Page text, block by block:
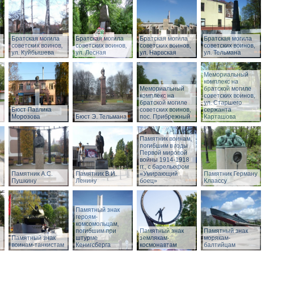
Братская могила
советских воинов,
ул. Куйбышева
Братская могила
советских воинов,
ул. Лесная
Братская могила
советских воинов,
ул. Нарвская
Братская могила
советских воинов,
ул. Тельмана
Бюст Павлика
Морозова
Бюст Э. Тельмана
Мемориальный
комплекс на
братской могиле
советских воинов,
пос. Прибрежный
Мемориальный
комплекс на
братской могиле
советских воинов,
ул. Старшего
сержанта
Карташова
Памятник А.С.
Пушкину
Памятник В.И.
Ленину
Памятник воинам,
погибшим в годы
Первой мировой
войны 1914-1918
гг., с барельефом
«Умирающий
боец»
Памятник Герману
Клаассу
Памятный знак
воинам-танкистам
Памятный знак
героям-
комсомольцам,
погибшим при
штурме
Кенигсберга
Памятный знак
землякам-
космонавтам
Памятный знак
морякам-
балтийцам